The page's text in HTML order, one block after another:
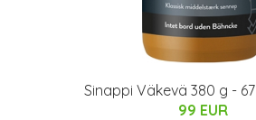
Sinappi Väkevä 380 g -
99 EUR